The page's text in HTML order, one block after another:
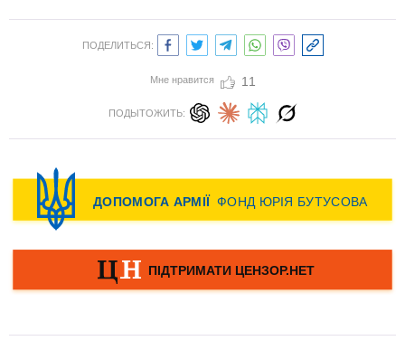
ПОДЕЛИТЬСЯ:
Мне нравится 11
ПОДЫТОЖИТЬ: